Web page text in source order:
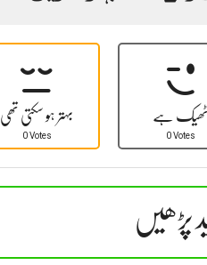
بہتر ہو سکتی تھی
0 Votes
ہے
0 Votes
پڑھیں